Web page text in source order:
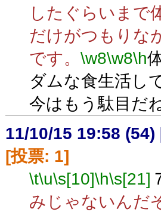
したぐらいまで
だけがつもりな
です。 \w8\w8\h
ダムな食生活し
今はもう駄目だ
11/10/15 19:58 (54)
[投票: 1]
\t\u\s[10]\h\s[21]
みじゃないんだ